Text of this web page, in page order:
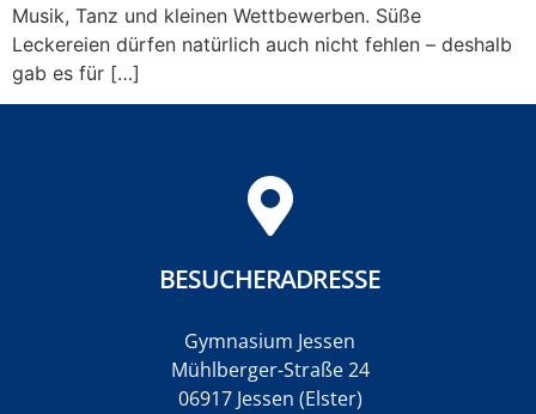
Musik, Tanz und kleinen Wettbewerben. Süße
Leckereien dürfen natürlich auch nicht fehlen – deshalb
gab es für […]
BESUCHERADRESSE
Gymnasium Jessen
Mühlberger-Straße 24
06917 Jessen (Elster)